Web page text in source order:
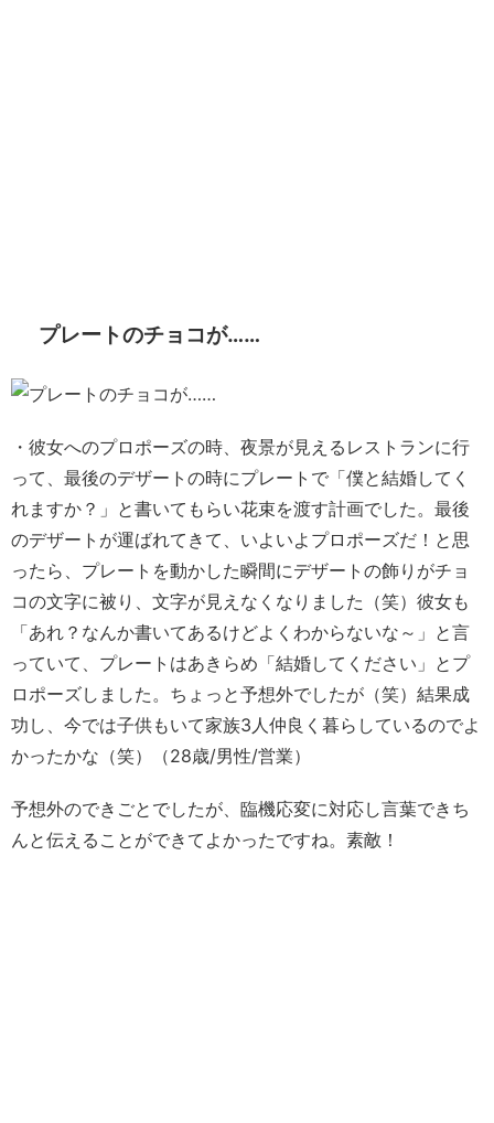
プレートのチョコが……
・彼女へのプロポーズの時、夜景が見えるレストランに行
って、最後のデザートの時にプレートで「僕と結婚してく
れますか？」と書いてもらい花束を渡す計画でした。最後
のデザートが運ばれてきて、いよいよプロポーズだ！と思
ったら、プレートを動かした瞬間にデザートの飾りがチョ
コの文字に被り、文字が見えなくなりました（笑）彼女も
「あれ？なんか書いてあるけどよくわからないな～」と言
っていて、プレートはあきらめ「結婚してください」とプ
ロポーズしました。ちょっと予想外でしたが（笑）結果成
功し、今では子供もいて家族3人仲良く暮らしているのでよ
かったかな（笑）（28歳/男性/営業）
予想外のできごとでしたが、臨機応変に対応し言葉できち
んと伝えることができてよかったですね。素敵！